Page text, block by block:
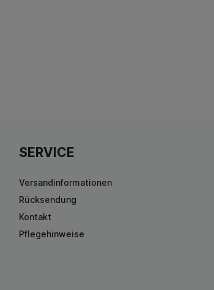
SERVICE
Versandinformationen
Rücksendung
Kontakt
Pflegehinweise